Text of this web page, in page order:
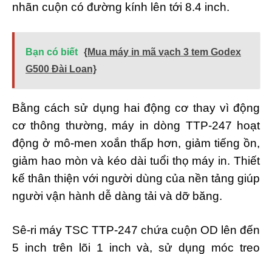
nhãn cuộn có đường kính lên tới 8.4 inch.
Bạn có biết {Mua máy in mã vạch 3 tem Godex
G500 Đài Loan}
Bằng cách sử dụng hai động cơ thay vì động
cơ thông thường, máy in dòng TTP-247 hoạt
động ở mô-men xoắn thấp hơn, giảm tiếng ồn,
giảm hao mòn và kéo dài tuổi thọ máy in. Thiết
kế thân thiện với người dùng của nền tảng giúp
người vận hành dễ dàng tải và dỡ băng.
Sê-ri máy TSC TTP-247 chứa cuộn OD lên đến
5 inch trên lõi 1 inch và, sử dụng móc treo